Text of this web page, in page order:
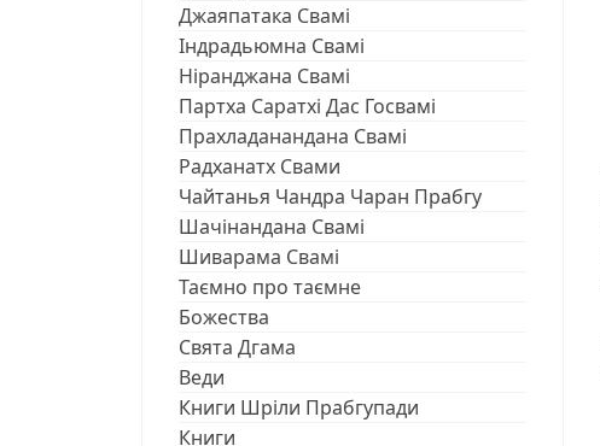
Джаяпатака Свамі
Індрадьюмна Свамі
Ніранджана Свамі
Партха Саратхі Дас Госвамі
Прахладанандана Свамі
Радханатх Свами
Чайтанья Чандра Чаран Прабгу
Шачінандана Свамі
Шиварама Свамі
Таємно про таємне
Божества
Свята Дгама
Веди
Книги Шріли Прабгупади
Книги